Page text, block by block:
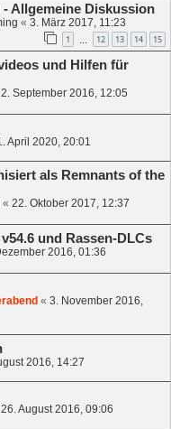
Allgemeine Diskussion
« 3. März 2017, 11:23
1 12 13 14 15
und Hilfen für
2. September 2016, 12:05
April 2020, 20:01
als Remnants of the
« 22. Oktober 2017, 12:37
und Rassen-DLCs
2016, 01:36
« 3. November 2016,
2016, 14:27
26. August 2016, 09:06